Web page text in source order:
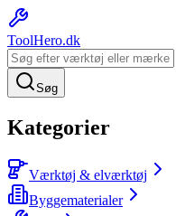
ToolHero.dk
Søg
Kategorier
Værktøj & elværktøj
Byggematerialer